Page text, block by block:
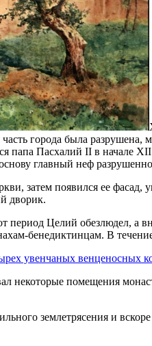
города была
папа Пасхалий II в начале
главный неф
затем появился ее
дворик.
период Целий обезлюдел,
бенедиктинцам. В
некоторые помещения
землетрясения и